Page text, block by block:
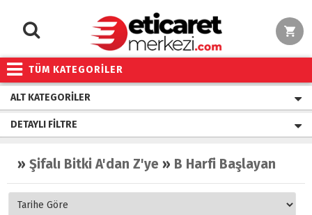
TÜM KATEGORİLER
ALT KATEGORILER
DETAYLI FILTRE
» Şifalı Bitki A'dan Z'ye » B Harfi Başlayan Bitkiler